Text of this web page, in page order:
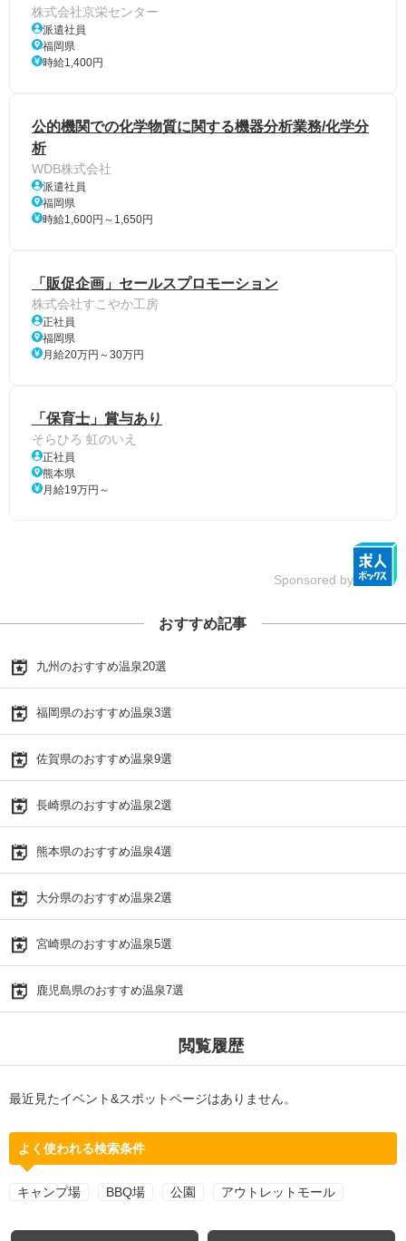
株式会社京栄センター
派遣社員
福岡県
時給1,400円
公的機関での化学物質に関する機器分析業務/化学分
析
WDB株式会社
派遣社員
福岡県
時給1,600円～1,650円
「販促企画」セールスプロモーション
株式会社すこやか工房
正社員
福岡県
月給20万円～30万円
「保育士」賞与あり
そらひろ 虹のいえ
正社員
熊本県
月給19万円～
Sponsored by
おすすめ記事
九州のおすすめ温泉20選
福岡県のおすすめ温泉3選
佐賀県のおすすめ温泉9選
長崎県のおすすめ温泉2選
熊本県のおすすめ温泉4選
大分県のおすすめ温泉2選
宮崎県のおすすめ温泉5選
鹿児島県のおすすめ温泉7選
閲覧履歴
最近見たイベント&スポットページはありません。
よく使われる検索条件
キャンプ場 BBQ場 公園 アウトレットモール